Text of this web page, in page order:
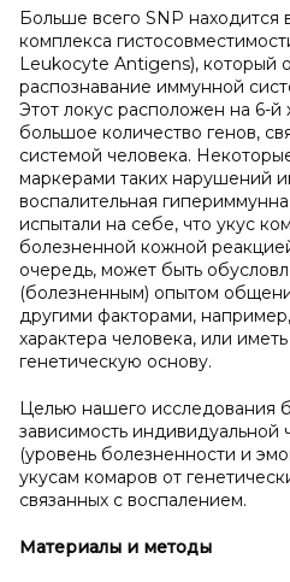
Больше всего SNP находится
комплекса
Leukocyte Antigens), который
распознавание иммунной
Этот локус расположен на 6-
большое количество генов,
системой человека.
маркерами таких нарушений
воспалительная
испытали на себе, что укус
болезненной кожной
очередь, может быть
(болезненным) опытом
другими факторами,
характера человека, или
генетическую основу.
Целью нашего исследования
зависимость индивидуальной
(уровень болезненности и
укусам комаров от
связанных с воспалением.
Материалы и методы